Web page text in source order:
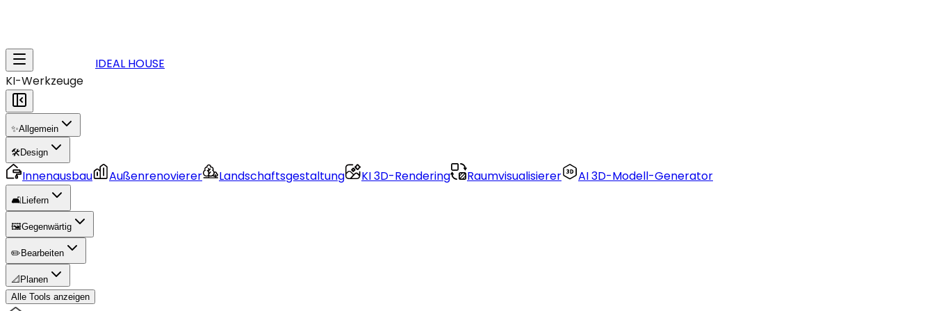
IDEAL HOUSE
KI-Werkzeuge
✨Allgemein
🛠️Design
Innenausbau Außenrenovierer Landschaftsgestaltung KI 3D-Rendering Raumvisualisierer AI 3D-Modell-Generator
🛋️Liefern
🖼️Gegenwärtig
✏️ Bearbeiten
📐 Planen
Alle Tools anzeigen